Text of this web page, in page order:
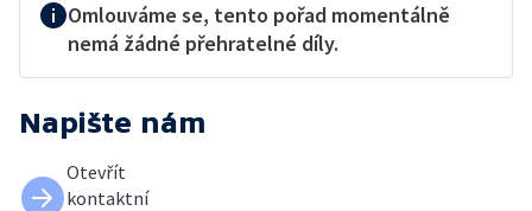
Omlouváme se, tento pořad momentálně
nemá žádné přehratelné díly.
Napište nám
Otevřít
kontaktní